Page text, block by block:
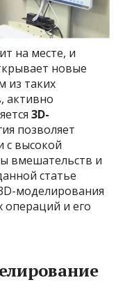
на месте, и
новые
из таких
активно
3D-
позволяет
с высокой
вмешательств и
статье
моделирования
операций и его